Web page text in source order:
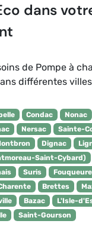
dans
de Pompe à
différentes
Condac Nonac
Nersac Sainte-
Dignac
Saint-Cybard)
Suris
Fouqueure
Brettes
Bazac L'Isle-
Saint-Gourson